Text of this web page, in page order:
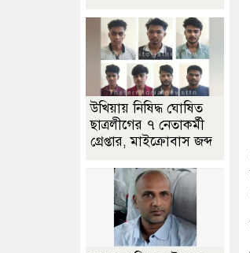
উখিয়ায় নিষিদ্ধ ঘোষিত
ছাত্রলীগের ৭ নেতাকর্মী
গ্রেপ্তার, মাইক্রোবাস জব্দ